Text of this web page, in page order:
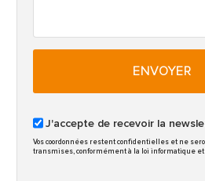
ENVOYER
J'accepte de recevoir la
Vos coordonnées restent confidentielles et ne
transmises, conformément à la loi informatique